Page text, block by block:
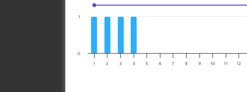
1 2 3 4 5 6 7 8 9 10 11 12
0
1